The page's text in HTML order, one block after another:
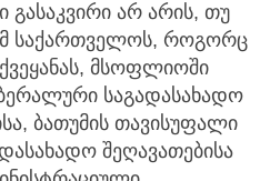
გასაკვირი არ არის, თუ
საქართველოს, როგორც
მსოფლიოში
საგადასახადო
ბათუმის თავისუფალი
შეღავათებისა